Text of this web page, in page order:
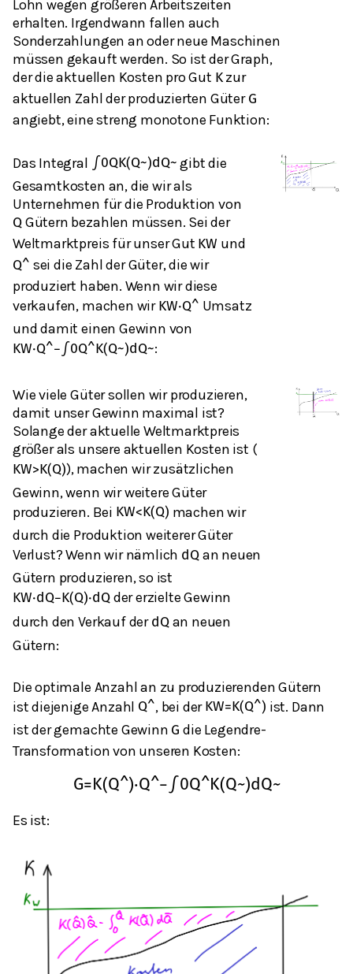
Lohn wegen größeren Arbeitszeiten
erhalten. Irgendwann fallen auch
Sonderzahlungen an oder neue Maschinen
müssen gekauft werden. So ist der Graph,
der die aktuellen Kosten pro Gut Kzur
aktuellen Zahl der produzierten Güter G
angiebt, eine streng monotone Funktion:
Das Integral ∫ 0QK(Q~)d Q~ gibt die
Gesamtkosten an, die wir als
Unternehmen für die Produktion von
Q Gütern bezahlen müssen. Sei der
Weltmarktpreis für unser Gut KW und
Q^ sei die Zahl der Güter, die wir
produziert haben. Wenn wir diese
verkaufen, machen wir KW⋅Q^ Umsatz
und damit einen Gewinn von
KW⋅Q^− ∫ 0Q^ K(Q~)d Q~:
Wie viele Güter sollen wir produzieren,
damit unser Gewinn maximal ist?
Solange der aktuelle Weltmarktpreis
größer als unsere aktuellen Kosten ist (
KW> K(Q)), machen wir zusätzlichen
Gewinn, wenn wir weitere Güter
produzieren. Bei KW< K(Q) machen wir
durch die Produktion weiterer Güter
Verlust? Wenn wir nämlich d Q an neuen
Gütern produzieren, so ist
KW⋅d Q− K(Q)⋅d Q der erzielte Gewinn
durch den Verkauf der d Qan neuen
Gütern:
Die optimale Anzahl an zu produzierenden Gütern
ist diejenige Anzahl Q^, bei der KW= K(Q^) ist. Dann
ist der gemachte Gewinn G die Legendre-
Transformation von unseren Kosten:
G= K(Q^)⋅Q^− ∫ 0Q^K(Q~)d Q~
Es ist: